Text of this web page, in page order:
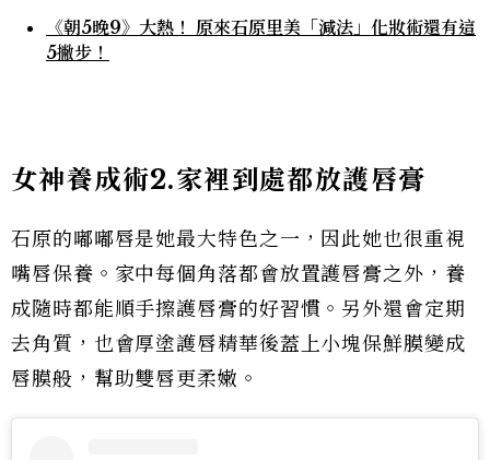
《朝5晚9》大熱！ 原來石原里美「減法」化妝術還有這
5撇步！
女神養成術2.家裡到處都放護唇膏
石原的嘟嘟唇是她最大特色之一，因此她也很重視
嘴唇保養。家中每個角落都會放置護唇膏之外，養
成隨時都能順手擦護唇膏的好習慣。另外還會定期
去角質，也會厚塗護唇精華後蓋上小塊保鮮膜變成
唇膜般，幫助雙唇更柔嫩。